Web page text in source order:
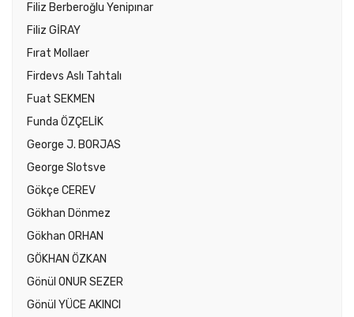
Filiz Berberoğlu Yenipınar
Filiz GİRAY
Fırat Mollaer
Firdevs Aslı Tahtalı
Fuat SEKMEN
Funda ÖZÇELİK
George J. BORJAS
George Slotsve
Gökçe CEREV
Gökhan Dönmez
Gökhan ORHAN
GÖKHAN ÖZKAN
Gönül ONUR SEZER
Gönül YÜCE AKINCI